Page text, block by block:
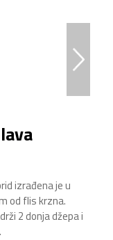
izrađena je u
od flis krzna.
2 donja džepa i